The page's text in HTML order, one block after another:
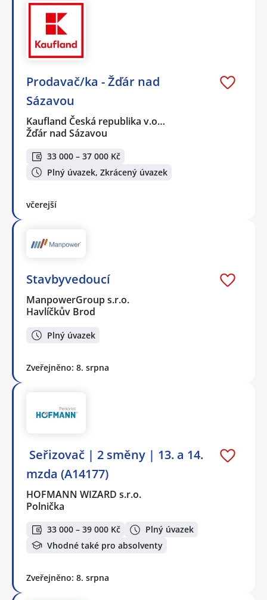
Prodavač/ka - Žďár nad
Sázavou
Kaufland Česká republika v.o…
Žďár nad Sázavou
33 000 – 37 000 Kč
Plný úvazek, Zkrácený úvazek
včerejší
Stavbyvedoucí
ManpowerGroup s.r.o.
Havlíčkův Brod
Plný úvazek
Zveřejněno: 8. srpna
️ Seřizovač | 2 směny | 13. a 14.
mzda (A14177)
HOFMANN WIZARD s.r.o.
Polnička
33 000 – 39 000 Kč
Plný úvazek
Vhodné také pro absolventy
Zveřejněno: 8. srpna